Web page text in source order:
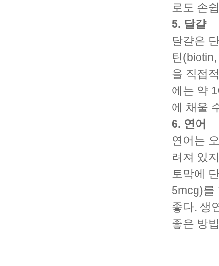
로도 손
5. 달걀
달걀은
틴
을 직접
에는 약
에 채울
6. 연어
연어는
려져 있
토막에
5mcg)를
좋다. 생
좋은 방